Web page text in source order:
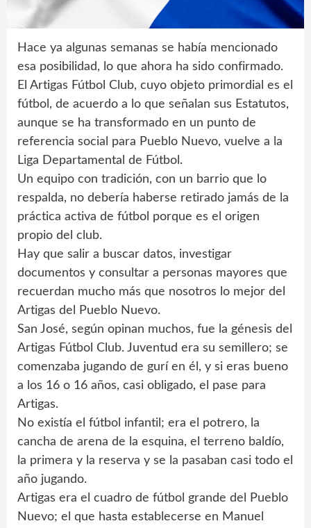
Hace ya algunas semanas se había mencionado
esa posibilidad, lo que ahora ha sido confirmado.
El Artigas Fútbol Club, cuyo objeto primordial es el
fútbol, de acuerdo a lo que señalan sus Estatutos,
aunque se ha transformado en un punto de
referencia social para Pueblo Nuevo, vuelve a la
Liga Departamental de Fútbol.
Un equipo con tradición, con un barrio que lo
respalda, no debería haberse retirado jamás de la
práctica activa de fútbol porque es el origen
propio del club.
Hay que salir a buscar datos, investigar
documentos y consultar a personas mayores que
recuerdan mucho más que nosotros lo mejor del
Artigas del Pueblo Nuevo.
San José, según opinan muchos, fue la génesis del
Artigas Fútbol Club. Juventud era su semillero; se
comenzaba jugando de gurí en él, y si eras bueno
a los 16 o 16 años, casi obligado, el pase para
Artigas.
No existía el fútbol infantil; era el potrero, la
cancha de arena de la esquina, el terreno baldío,
la primera y la reserva y se la pasaban casi todo el
año jugando.
Artigas era el cuadro de fútbol grande del Pueblo
Nuevo; el que hasta establecerse en Manuel